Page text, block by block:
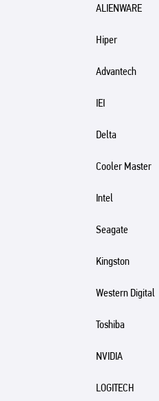
ALIENWARE
Hiper
Advantech
IEI
Delta
Cooler Master
Intel
Seagate
Kingston
Western Digital
Toshiba
NVIDIA
LOGITECH